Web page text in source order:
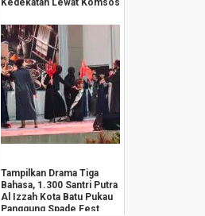
Kedekatan Lewat Komsos
Tampilkan Drama Tiga
Bahasa, 1.300 Santri Putra
Al Izzah Kota Batu Pukau
Panggung Spade Fest